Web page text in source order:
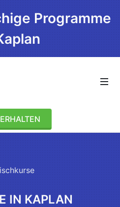
Programme
IN KAPLAN